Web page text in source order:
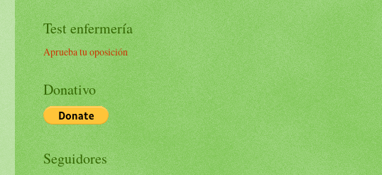
Test enfermería
Aprueba tu oposición
Donativo
Seguidores